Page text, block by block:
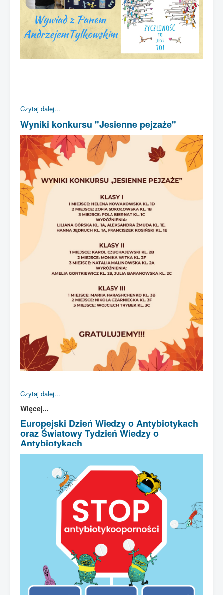
Czytaj dalej...
Wyniki konkursu "Jesienne pejzaże"
Czytaj dalej...
Więcej...
Europejski Dzień Wiedzy o Antybiotykach
oraz Światowy Tydzień Wiedzy o
Antybiotykach